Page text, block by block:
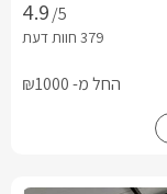
/5
החל מ- ₪1000